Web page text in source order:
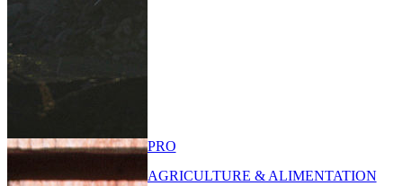
PRO
AGRICULTURE & ALIMENTATION